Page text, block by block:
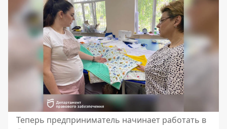
Теперь предприниматель начинает работать в